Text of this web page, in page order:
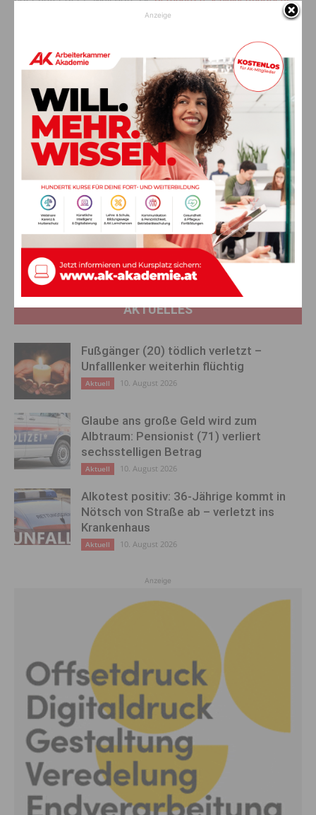
Für Fragen zur Einstufung und Entlohnung steht Ihnen der
Stadtamtsleiter Bernhard Resch unter der Telefonnummer
04282/2333-221 zur Verfügung.
Vorheriger Artikel
Gerüchte­küche brodelt:
Christian Walder ein Paar?
Nächster Artikel
Im steilen Gelände: Zwei
Kinder (10, 15) gerieten in
Berg­not
AKTUELLES
Fußgänger (20) tödlich verletzt –
Unfalllenker weiterhin flüchtig
Aktuell 10. August 2026
Glaube ans große Geld wird zum
Albtraum: Pensionist (71) verliert
sechsstelligen Betrag
Aktuell 10. August 2026
Alkotest positiv: 36-Jährige kommt in
Nötsch von Straße ab – verletzt ins
Krankenhaus
Aktuell 10. August 2026
Anzeige
Anzeige